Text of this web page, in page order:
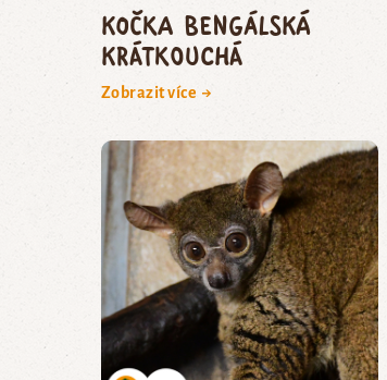
kočka bengálská
krátkouchá
Zobrazit více →